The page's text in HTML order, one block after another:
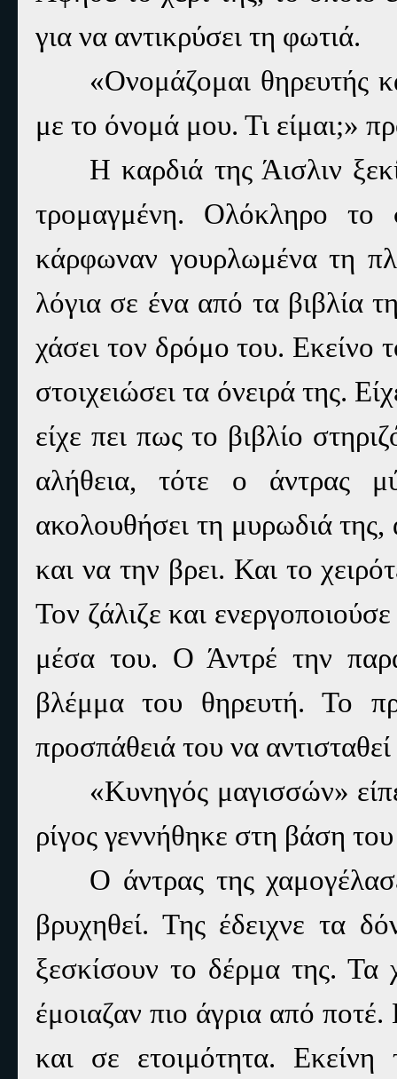
για να αντικρύσει τη φωτιά.
«Ονομάζομαι θηρευτής
με το όνομά μου. Τι είμαι;»
Η καρδιά της Άισλιν
τρομαγμένη. Ολόκληρο
κάρφωναν γουρλωμένα τη
λόγια σε ένα από τα βιβλία
χάσει τον δρόμο του. Εκείνο
στοιχειώσει τα όνειρά της.
είχε πει πως το βιβλίο
αλήθεια, τότε ο άντρας
ακολουθήσει τη μυρωδιά
και να την βρει. Και το
Τον ζάλιζε και
μέσα του. Ο Άντρέ την
βλέμμα του θηρευτή. Το
προσπάθειά του να
«Κυνηγός μαγισσών»
ρίγος γεννήθηκε στη βάση
Ο άντρας της
βρυχηθεί. Της έδειχνε τα
ξεσκίσουν το δέρμα της. Τα
έμοιαζαν πιο άγρια από
και σε ετοιμότητα.